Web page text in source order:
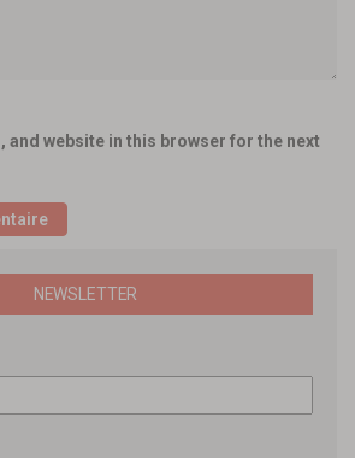
and website in this browser for the next
NEWSLETTER